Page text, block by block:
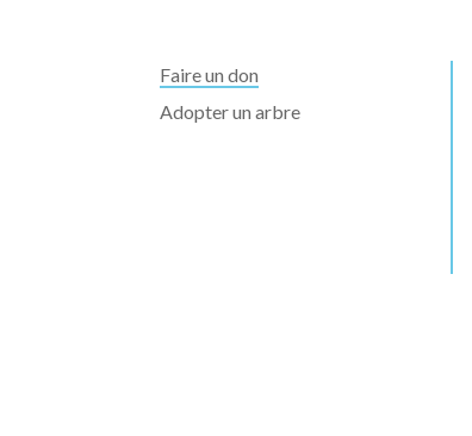
Faire un don
Adopter un arbre